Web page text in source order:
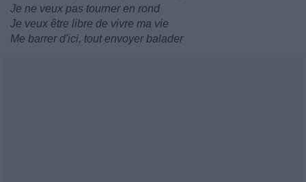
Je ne veux pas tourner en rond
Je veux être libre de vivre ma vie
Me barrer d'ici, tout envoyer balader